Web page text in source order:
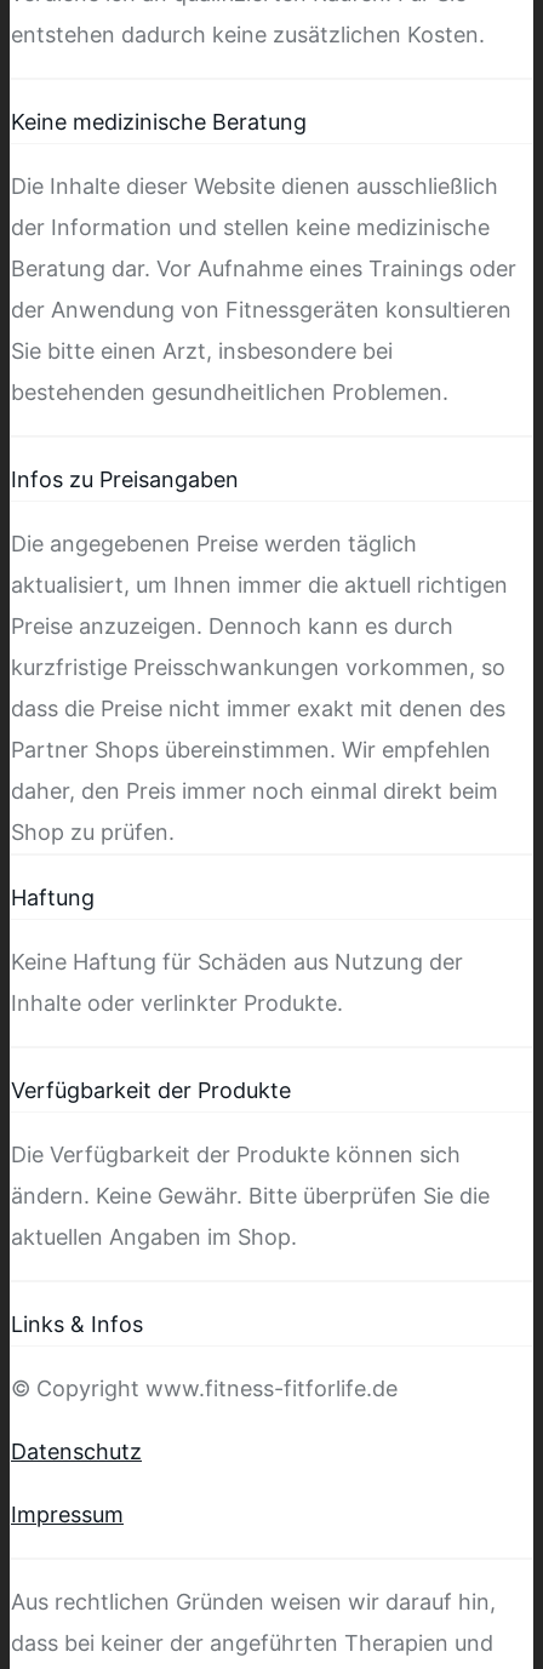
entstehen dadurch keine zusätzlichen Kosten.
Keine medizinische Beratung
Die Inhalte dieser Website dienen ausschließlich
der Information und stellen keine medizinische
Beratung dar. Vor Aufnahme eines Trainings oder
der Anwendung von Fitnessgeräten konsultieren
Sie bitte einen Arzt, insbesondere bei
bestehenden gesundheitlichen Problemen.
Infos zu Preisangaben
Die angegebenen Preise werden täglich
aktualisiert, um Ihnen immer die aktuell richtigen
Preise anzuzeigen. Dennoch kann es durch
kurzfristige Preisschwankungen vorkommen, so
dass die Preise nicht immer exakt mit denen des
Partner Shops übereinstimmen. Wir empfehlen
daher, den Preis immer noch einmal direkt beim
Shop zu prüfen.
Haftung
Keine Haftung für Schäden aus Nutzung der
Inhalte oder verlinkter Produkte.
Verfügbarkeit der Produkte
Die Verfügbarkeit der Produkte können sich
ändern. Keine Gewähr. Bitte überprüfen Sie die
aktuellen Angaben im Shop.
Links & Infos
© Copyright www.fitness-fitforlife.de
Datenschutz
Impressum
Aus rechtlichen Gründen weisen wir darauf hin,
dass bei keiner der angeführten Therapien und